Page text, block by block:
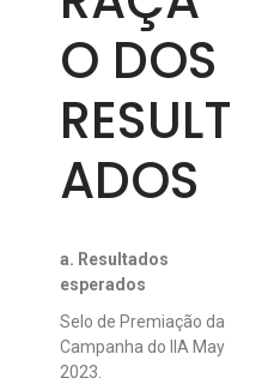
O DOS
RESULT
ADOS
a. Resultados
esperados
Selo de Premiação da
Campanha do IIA May
2023.